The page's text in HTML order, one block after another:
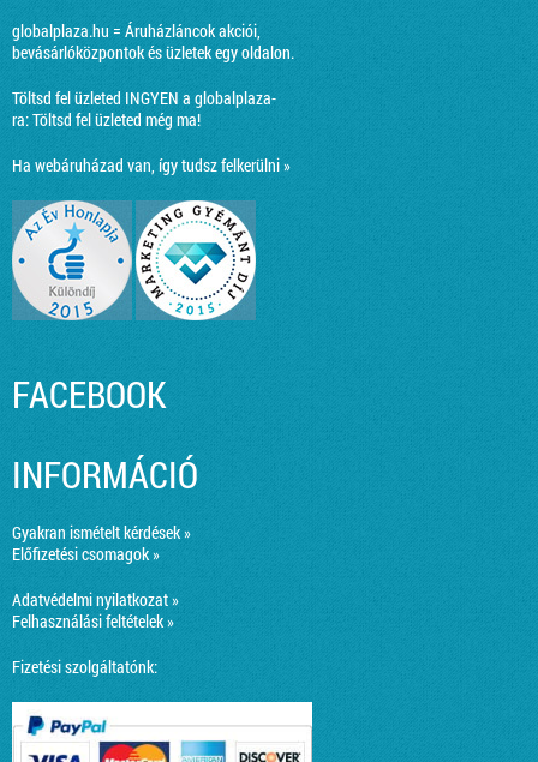
globalplaza.hu = Áruházláncok akciói,
bevásárlóközpontok és üzletek egy oldalon.
Töltsd fel üzleted INGYEN a globalplaza-
ra:Töltsd fel üzleted még ma!
Ha webáruházad van, így tudsz felkerülni »
FACEBOOK
INFORMÁCIÓ
Gyakran ismételt kérdések »
Előfizetési csomagok »
Adatvédelmi nyilatkozat »
Felhasználási feltételek »
Fizetési szolgáltatónk: